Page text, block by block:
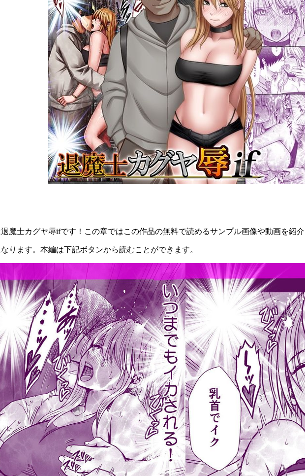
魔士カグヤ辱ifです！この章ではこの作品の無料で読めるサンプル画像や動画を紹介
ります。本編は下記ボタンから読むことができます。